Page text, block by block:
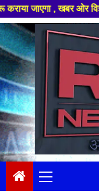
ओर विज्ञापन के लिए
Skip
to
content
Menu